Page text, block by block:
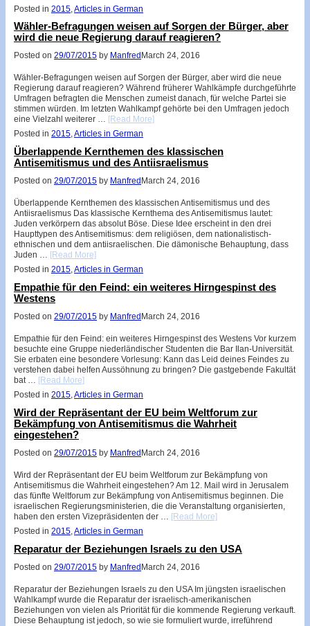
Posted in 2015 Articles in German
Wähler-Befragungen weisen auf Sorgen der Bürger, aber
wird die neue Regierung darauf reagieren?
Posted on 29/07/2015 by Manfred March 24, 2016
Wähler-Befragungen weisen auf Sorgen der Bürger, aber wird die neue
Regierung darauf reagieren? Während früherer Wahlkämpfe durchgeführte
Umfragen befragten die Menschen zumeist danach, für welche Partei sie
stimmen würden. Im letzten Wahlkampf gehörte bei den Umfragen jedoch
eine Vielzahl weiterer … [Read More]
Posted in 2015,Articles in German
Überlappende Kernthemen des klassischen
Antisemitismus und des Antiisraelismus
Posted on 29/07/2015 by Manfred March 24, 2016
Überlappende Kernthemen des klassischen Antisemitismus und des
Antiisraelismus Das klassische Kernthema des Antisemitismus lautet:
Juden verkörpern das absolut Böse. Diese Idee erscheint in den drei
Haupttypen des Antisemitismus: dem religiösen, dem nationalistisch-
ethnischen und dem antiisraelischen. Die dämonische Behauptung, dass
Juden … [Read More]
Posted in 2015,Articles in German
Empathie für den Feind: ein weiteres Hirngespinst des
Westens
Posted on 29/07/2015 by Manfred March 24, 2016
Empathie für den Feind: ein weiteres Hirngespinst des Westens Vor kurzem
besuchte eine Gruppe niederländischer Studenten die Bar Ilan-Universität.
Sie erbaten eine besondere Vorlesung: Kann das Leid deines Feindes zu
verstehen dabei helfen Aussöhnung zu bringen? Die gastgebende Fakultät
bat … [Read More]
Posted in 2015,Articles in German
Wird der Repräsentant der EU beim Weltforum zur
Bekämpfung von Antisemitismus die Wahrheit
eingestehen?
Posted on 29/07/2015 by Manfred March 24, 2016
Wird der Repräsentant der EU beim Weltforum zur Bekämpfung von
Antisemitismus die Wahrheit eingestehen? Am 12. Mail wird in Jerusalem
das fünfte Weltforum zur Bekämpfung von Antisemitismus beginnen. Die
israelischen Regierungsministerien, die die Veranstaltung organisierten,
haben den ersten Vizepräsidenten der … [Read More]
Posted in 2015,Articles in German
Reparatur der Beziehungen Israels zu den USA
Posted on 29/07/2015 by Manfred March 24, 2016
Reparatur der Beziehungen Israels zu den USA Im jüngsten israelischen
Wahlkampf wurde die Reparatur der israelisch-amerikanischen
Beziehungen von vielen als Priorität für die kommende Regierung verkauft.
Diese Behauptung ist jedoch, so wie sie formuliert wurde, irreführend